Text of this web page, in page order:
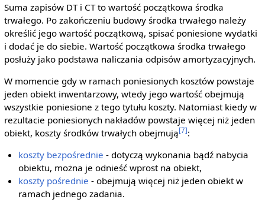
Suma zapisów DT i CT to wartość początkowa środka
trwałego. Po zakończeniu budowy środka trwałego należy
określić jego wartość początkową, spisać poniesione wydatki
i dodać je do siebie. Wartość początkowa środka trwałego
posłuży jako podstawa naliczania odpisów amortyzacyjnych.
W momencie gdy w ramach poniesionych kosztów powstaje
jeden obiekt inwentarzowy, wtedy jego wartość obejmują
wszystkie poniesione z tego tytułu koszty. Natomiast kiedy w
rezultacie poniesionych nakładów powstaje więcej niż jeden
obiekt, koszty środków trwałych obejmują[7]:
koszty bezpośrednie - dotyczą wykonania bądź nabycia
obiektu, można je odnieść wprost na obiekt,
koszty pośrednie - obejmują więcej niż jeden obiekt w
ramach jednego zadania.